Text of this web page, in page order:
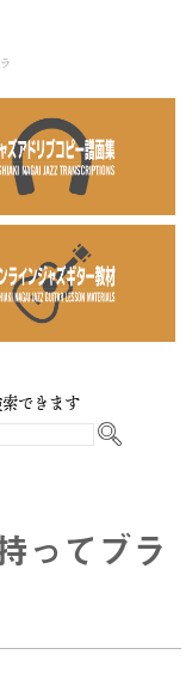
できます
ってブラ